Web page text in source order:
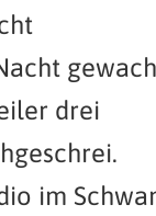
drei
im